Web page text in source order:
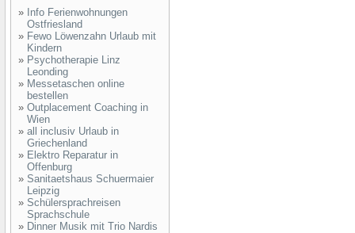
» Info Ferienwohnungen
Ostfriesland
» Fewo Löwenzahn Urlaub mit
Kindern
» Psychotherapie Linz
Leonding
» Messetaschen online
bestellen
» Outplacement Coaching in
Wien
» all inclusiv Urlaub in
Griechenland
» Elektro Reparatur in
Offenburg
» Sanitaetshaus Schuermaier
Leipzig
» Schülersprachreisen
Sprachschule
» Dinner Musik mit Trio Nardis